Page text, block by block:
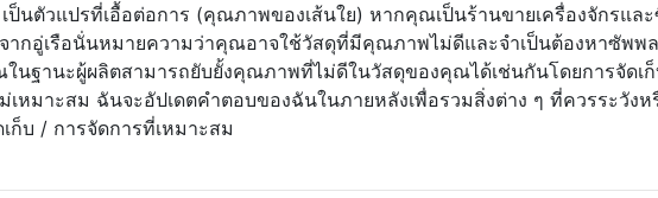
ป็นตัวแปรที่เอื้อต่อการ (คุณภาพของเส้นใย) หากคุณเป็นร้านขายเครื่องจักรแล
ากอู่เรือนั่นหมายความว่าคุณอาจใช้วัสดุที่มีคุณภาพไม่ดีและจำเป็นต้องหาซัพพล
นฐานะผู้ผลิตสามารถยับยั้งคุณภาพที่ไม่ดีในวัสดุของคุณได้เช่นกันโดยการจัดเ
เหมาะสม ฉันจะอัปเดตคำตอบของฉันในภายหลังเพื่อรวมสิ่งต่าง ๆ ที่ควรระวังห
ก็บ / การจัดการที่เหมาะสม